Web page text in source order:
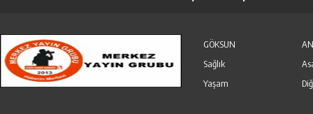
GÖKSUN
Sağlık
Yaşam